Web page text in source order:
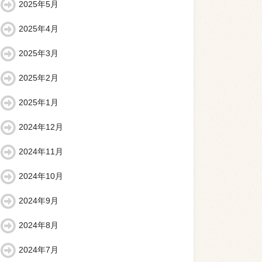
2025年5月
2025年4月
2025年3月
2025年2月
2025年1月
2024年12月
2024年11月
2024年10月
2024年9月
2024年8月
2024年7月